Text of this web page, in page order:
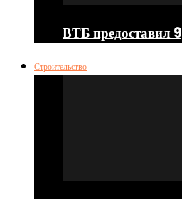
ВТБ предоставил
Строительство